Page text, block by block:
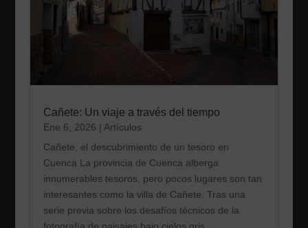
Cañete: Un viaje a través del tiempo
Ene 6, 2026 | Artículos
Cañete, el descubrimiento de un tesoro en
Cuenca La provincia de Cuenca alberga
innumerables tesoros, pero pocos lugares son tan
interesantes como la villa de Cañete. Tras una
serie previa sobre los desafíos técnicos de la